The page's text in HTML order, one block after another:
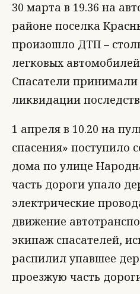
30 марта в 19.36 на
районе поселка
произошло ДТП –
легковых
Спасатели принимали
ликвидации
1 апреля в 10.20 на
спасения» поступило
дома по улице
часть дороги упало
электрические
движение
экипаж спасателей,
распилил упавшее
проезжую часть